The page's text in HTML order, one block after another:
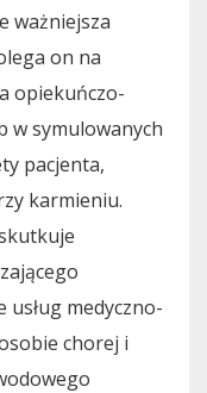
ważniejsza
on na
opiekuńczo-
w symulowanych
pacjenta,
karmieniu.
usług medyczno-
chorej i